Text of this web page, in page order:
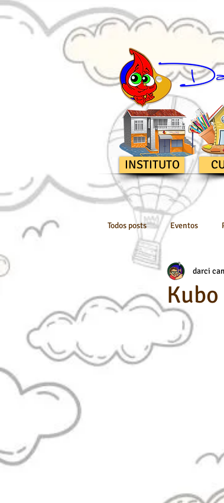
INSTITUTO
Todos posts Eventos
Aerografia
Dicas de Arte / Desenho
darci